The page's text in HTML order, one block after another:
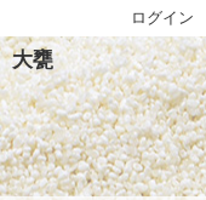
大甕
ログイン